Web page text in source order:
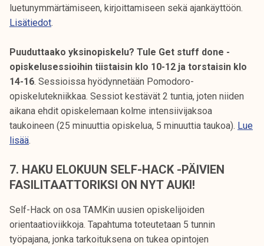
luetunymmärtämiseen, kirjoittamiseen sekä ajankäyttöön.
Lisätiedot.
Puuduttaako yksinopiskelu? Tule Get stuff done -
opiskelusessioihin tiistaisin klo 10-12 ja torstaisin klo
14-16. Sessioissa hyödynnetään Pomodoro-
opiskelutekniikkaa. Sessiot kestävät 2 tuntia, joten niiden
aikana ehdit opiskelemaan kolme intensiivijaksoa
taukoineen (25 minuuttia opiskelua, 5 minuuttia taukoa). Lue
lisää.
7. HAKU ELOKUUN SELF-HACK -PÄIVIEN
FASILITAATTORIKSI ON NYT AUKI!
Self-Hack on osa TAMKin uusien opiskelijoiden
orientaatioviikkoja. Tapahtuma toteutetaan 5 tunnin
työpajana, jonka tarkoituksena on tukea opintojen